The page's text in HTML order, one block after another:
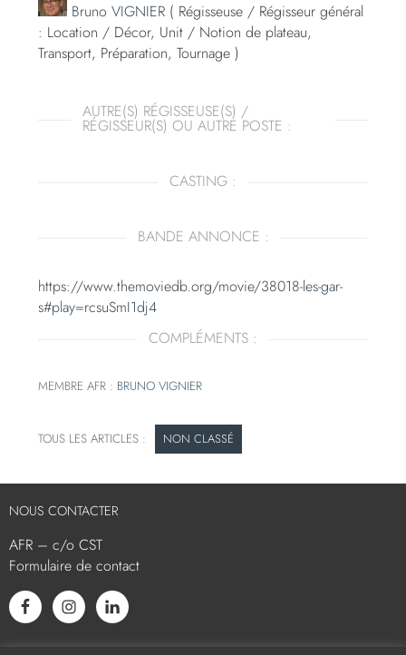
Bruno VIGNIER ( Régisseuse / Régisseur général
: Location / Décor, Unit / Notion de plateau,
Transport, Préparation, Tournage )
AUTRE(S) RÉGISSEUSE(S) /
RÉGISSEUR(S) OU AUTRE POSTE :
CASTING :
BANDE ANNONCE :
https://www.themoviedb.org/movie/38018-les-gar-
s#play=rcsuSmI1dj4
COMPLÉMENTS :
MEMBRE AFR : BRUNO VIGNIER
NON CLASSÉ
NOUS CONTACTER
AFR – c/o CST
Formulaire de contact